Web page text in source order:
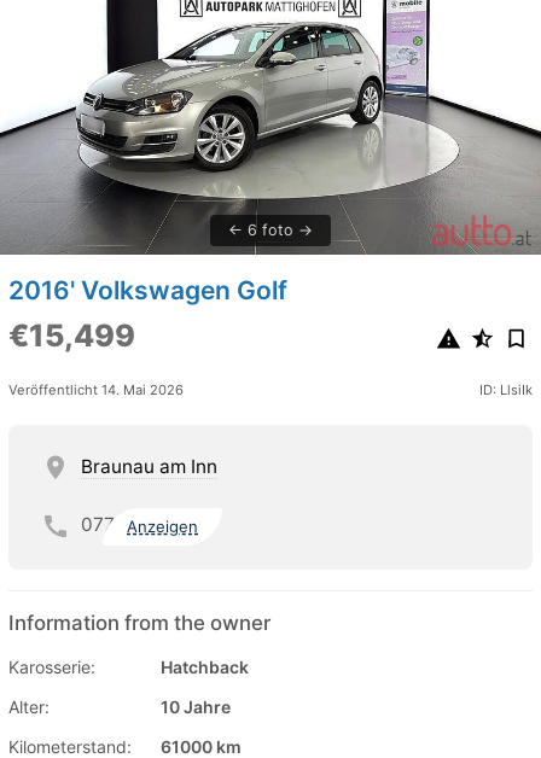
6 foto
2016' Volkswagen Golf
€15,499
Veröffentlicht 14. Mai 2026 ID: LlsiIk
Braunau am Inn
077 Anzeigen
Information from the owner
Karosserie:
Hatchback
Alter:
10 Jahre
Kilometerstand:
61000 km